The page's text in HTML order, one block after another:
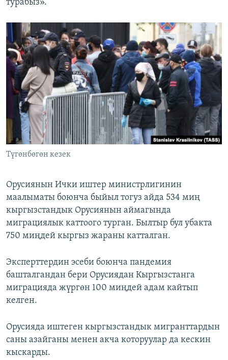
турабыз».
Түгөнбөгөн кезек
Орусиянын Ички иштер министрлигинин
маалыматы боюнча быйыл тогуз айда 534 миң
кыргызстандык Орусиянын аймагында
миграциялык каттоого турган. Былтыр бул убакта
750 миңдей кыргыз жараны катталган.
Эксперттердин эсеби боюнча пандемия
башталгандан бери Орусиядан Кыргызстанга
миграцияда жүргөн 100 миңдей адам кайтып
келген.
Орусияда иштеген кыргызстандык мигранттардын
саны азайганы менен акча которуулар да кескин
кыскарды.